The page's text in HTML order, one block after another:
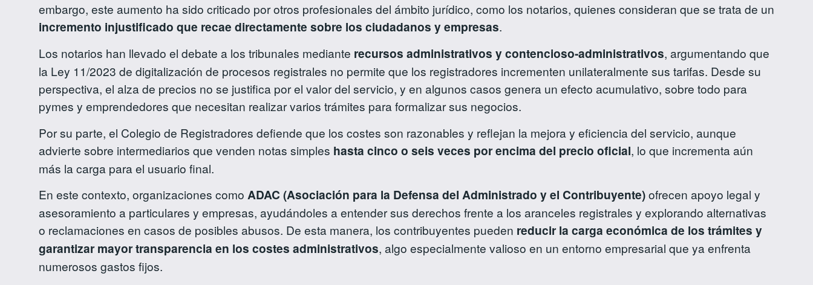
embargo, este aumento ha sido criticado por otros profesionales del ámbito jurídico, como los notarios, quienes consideran que se trata de un
incremento injustificado que recae directamente sobre los ciudadanos y empresas.
Los notarios han llevado el debate a los tribunales mediante recursos administrativos y contencioso‑administrativos, argumentando que
la Ley 11/2023 de digitalización de procesos registrales no permite que los registradores incrementen unilateralmente sus tarifas. Desde su
perspectiva, el alza de precios no se justifica por el valor del servicio, y en algunos casos genera un efecto acumulativo, sobre todo para
pymes y emprendedores que necesitan realizar varios trámites para formalizar sus negocios.
Por su parte, el Colegio de Registradores defiende que los costes son razonables y reflejan la mejora y eficiencia del servicio, aunque
advierte sobre intermediarios que venden notas simples hasta cinco o seis veces por encima del precio oficial, lo que incrementa aún
más la carga para el usuario final.
En este contexto, organizaciones como ADAC (Asociación para la Defensa del Administrado y el Contribuyente)ofrecen apoyo legal y
asesoramiento a particulares y empresas, ayudándoles a entender sus derechos frente a los aranceles registrales y explorando alternativas
o reclamaciones en casos de posibles abusos. De esta manera, los contribuyentes pueden reducir la carga económica de los trámites y
garantizar mayor transparencia en los costes administrativos, algo especialmente valioso en un entorno empresarial que ya enfrenta
numerosos gastos fijos.